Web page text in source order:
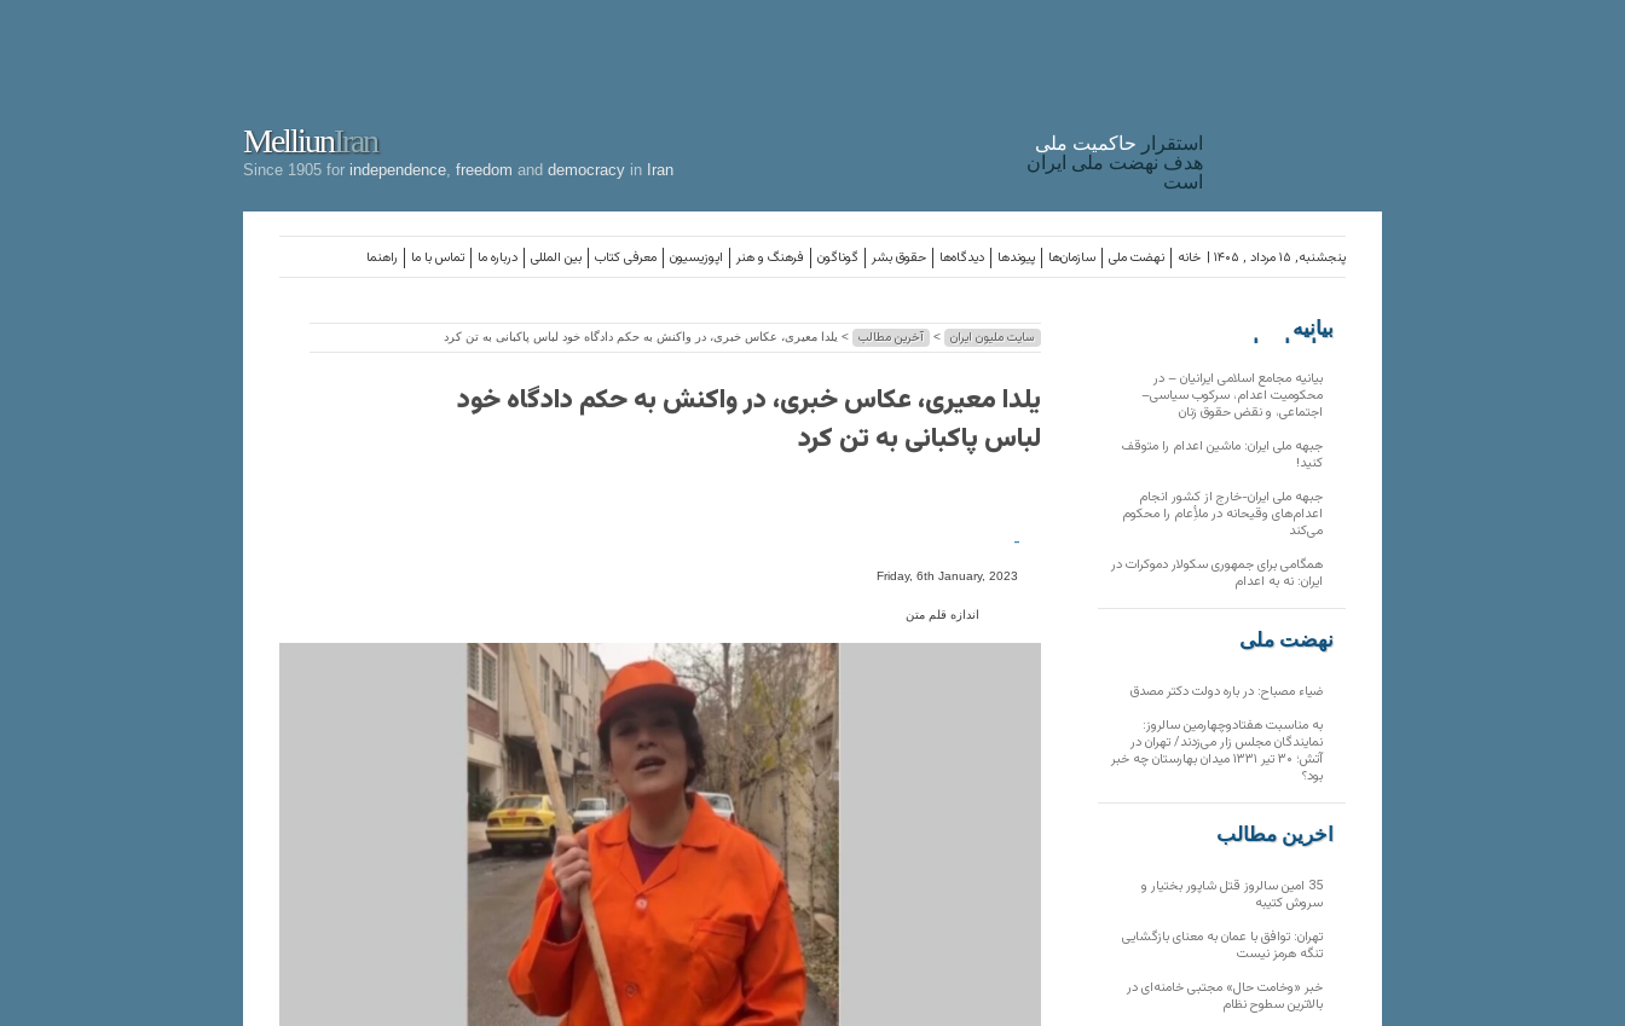
MelliunIran
Since 1905 for independence freedom and democracy in Iran
استقرار حاکميت ملی
هدف نهضت ملی ایران
است
راهنما تماس با ما درباره ما بین المللی معرفی کتاب اپوزیسیون فرهنگ و هنر گوناگون حقوق بشر دیدگاه‌ها پیوندها سازمان‌ها نهضت ملی خانه پنجشنبه, ۱۵ مرداد , ۱۴۰۵ |
سایت ملیون ایران > آخرین مطالب > یلدا معیری، عکاس خبری، در واکنش به حکم دادگاه خود لباس پاکبانی به تن کرد
یلدا معیری، عکاس خبری، در واکنش به حکم دادگاه خود
لباس پاکبانی به تن کرد
-
Friday, 6th January, 2023
اندازه قلم متن
بیانیه
سازمان‌های
بیانیه مجامع اسلامی ایرانیان – در
محکومیت اعدام، سرکوب سیاسی–
اجتماعی، و نقض حقوق زنان
جبهه ملی ایران: ماشین اعدام را متوقف
کنید!
جبهه ملی ایران-خارج از کشور انجام
اعدام‌های وقیحانه در ملأِعام را محکوم
می‌کند
همگامی برای جمهوری سکولار دموکرات در
ایران: نه به اعدام
نهضت ملی
ضیاء مصباح: در باره دولت دکتر مصدق
به مناسبت هفتادوچهارمین سالروز:
نمایندگان مجلس زار می‌زدند/ تهران در
آتش؛ ۳۰ تیر ۱۳۳۱ میدان بهارستان چه خبر
بود؟
آخرین مطالب
35 امین سالروز قتل شاپور بختیار و
سروش کتیبه
تهران: توافق با عمان به معنای بازگشایی
تنگه هرمز نیست
خبر «وخامت حال» مجتبی خامنه‌ای در
بالاترین سطوح نظام